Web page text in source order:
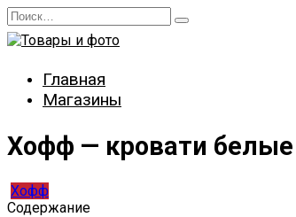
Перейти
к
содержанию
Search
for:
Главная
Магазины
Хофф — кровати белые
Хофф
Содержание